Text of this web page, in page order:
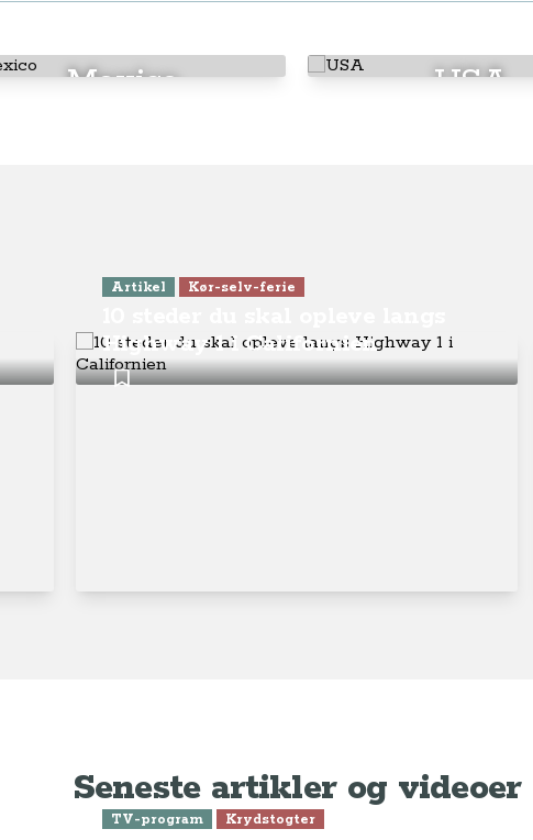
Mexico USA
Artikel Kør-selv-ferie
Highway 1 i Californien
Seneste artikler og videoer
TV-program Krydstogter